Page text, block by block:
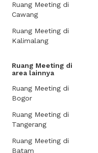
Ruang Meeting di
Cawang
Ruang Meeting di
Kalimalang
Ruang Meeting di
area lainnya
Ruang Meeting di
Bogor
Ruang Meeting di
Tangerang
Ruang Meeting di
Batam